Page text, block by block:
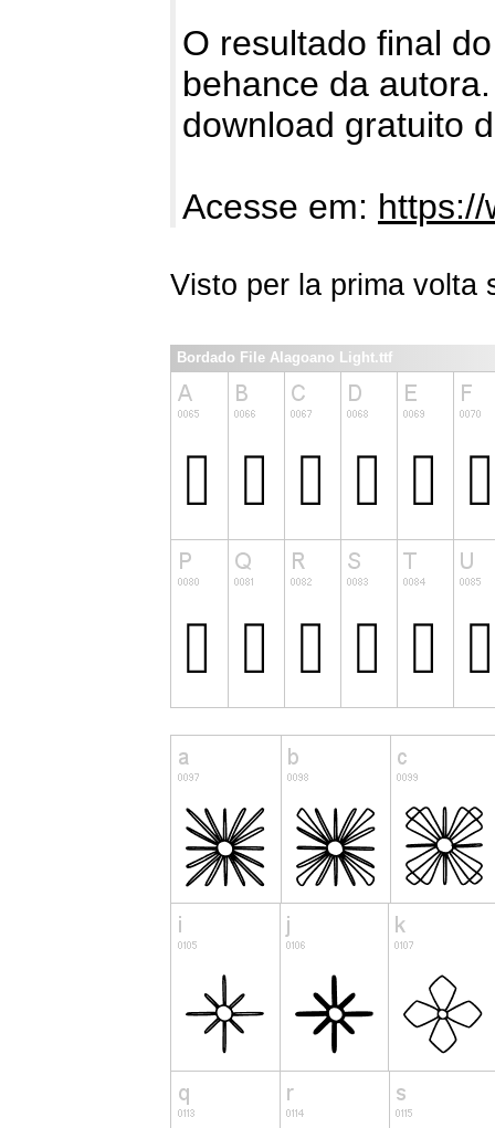
O resultado final
behance da
download gratuito
Acesse em:
Visto per la prima volta
Bordado File Alagoano Light.ttf